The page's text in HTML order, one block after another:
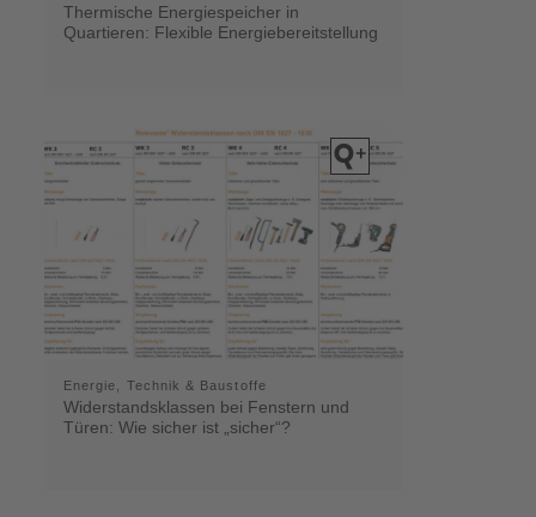
Thermische Energiespeicher in
Quartieren: Flexible Energiebereitstellung
Energie, Technik & Baustoffe
Widerstandsklassen bei Fenstern und
Türen: Wie sicher ist „sicher“?